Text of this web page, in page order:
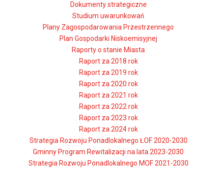
Dokumenty strategiczne
Studium uwarunkowań
Plany Zagospodarowania Przestrzennego
Plan Gospodarki Niskoemisyjnej
Raporty o stanie Miasta
Raport za 2018 rok
Raport za 2019 rok
Raport za 2020 rok
Raport za 2021 rok
Raport za 2022 rok
Raport za 2023 rok
Raport za 2024 rok
Strategia Rozwoju Ponadlokalnego ŁOF 2020-2030
Gminny Program Rewitalizacji na lata 2023-2030
Strategia Rozwoju Ponadlokalnego MOF 2021-2030